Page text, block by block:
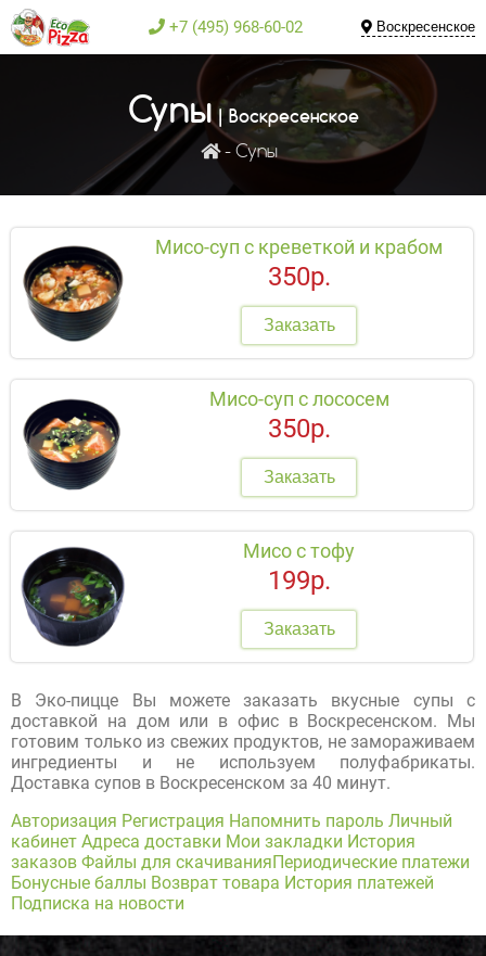
+7 (495) 968-60-02 Воскресенское
Супы| Воскресенское
Супы
Мисо-суп с креветкой и крабом
350р.
Заказать
Мисо-суп с лососем
350р.
Заказать
Мисо с тофу
199р.
Заказать
В Эко-пицце Вы можете заказать вкусные супы с
доставкой на дом или в офис в Воскресенском. Мы
готовим только из свежих продуктов, не замораживаем
ингредиенты и не используем полуфабрикаты.
Доставка супов в Воскресенском за 40 минут.
Авторизация Регистрация Напомнить пароль Личный
кабинет Адреса доставки Мои закладки История
заказов Файлы для скачиванияПериодические платежи
Бонусные баллы Возврат товара История платежей
Подписка на новости